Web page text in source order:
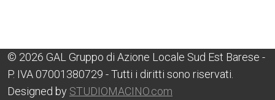
© 2026 GAL Gruppo di Azione Locale Sud Est Barese -
P. IVA 07001380729 - Tutti i diritti sono riservati.
Designed by STUDIOMACINO.com